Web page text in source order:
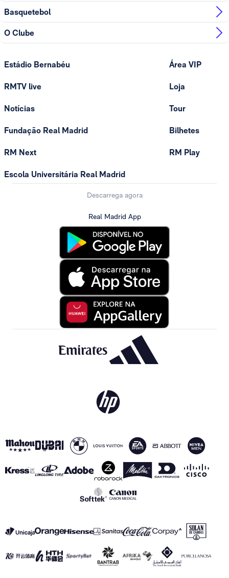
Basquetebol
O Clube
Estádio Bernabéu
RMTV live
Notícias
Fundação Real Madrid
RM Next
Escola Universitária Real Madrid
Área VIP
Loja
Tour
Bilhetes
RM Play
Descarrega agora
Real Madrid App